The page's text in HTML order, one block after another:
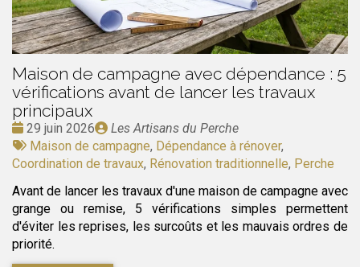
Maison de campagne avec dépendance : 5
vérifications avant de lancer les travaux
principaux
Date
:
29 juin 2026
Publié
par
Les Artisans du Perche
Tags
:
Maison de campagne, Dépendance à rénover,
Coordination de travaux, Rénovation traditionnelle, Perche
Avant de lancer les travaux d'une maison de campagne avec
grange ou remise, 5 vérifications simples permettent
d'éviter les reprises, les surcoûts et les mauvais ordres de
priorité.